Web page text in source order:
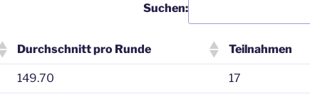
Suchen:
Durchschnitt pro Runde Teilnahmen
149.70 17